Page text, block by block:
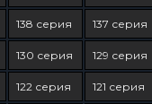
138 серия 137 серия
130 серия 129 серия
122 серия 121 серия